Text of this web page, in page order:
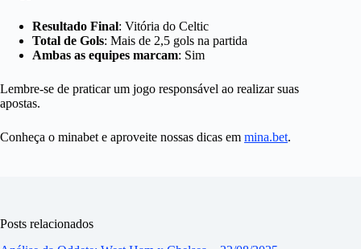
Resultado Final: Vitória do Celtic
Total de Gols: Mais de 2,5 gols na partida
Ambas as equipes marcam: Sim
Lembre-se de praticar um jogo responsável ao realizar suas
apostas.
Conheça o minabet e aproveite nossas dicas em mina.bet.
Posts relacionados